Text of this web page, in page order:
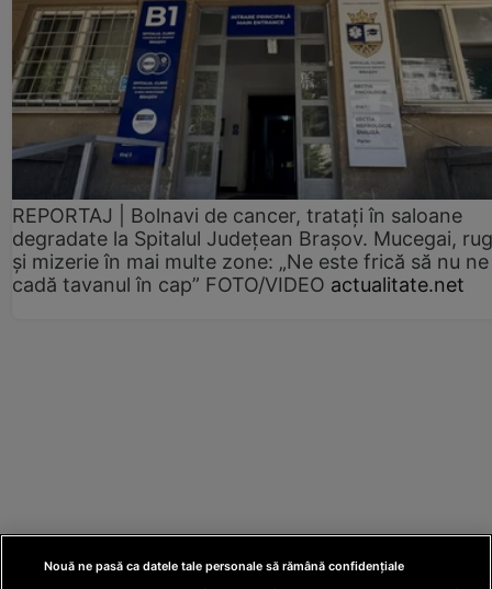
REPORTAJ | Bolnavi de cancer, tratați în saloane
degradate la Spitalul Județean Brașov. Mucegai,
și mizerie în mai multe zone: „Ne este frică să nu ne
cadă tavanul în cap” FOTO/VIDEO actualitate.net
Nouă ne pasă ca datele tale personale să rămână confidențiale